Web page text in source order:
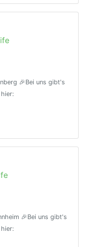
🎉Bei uns gibt's
🎉Bei uns gibt's